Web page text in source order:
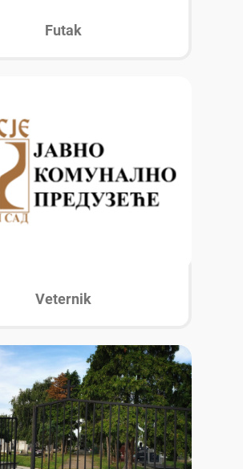
Futak
Veternik